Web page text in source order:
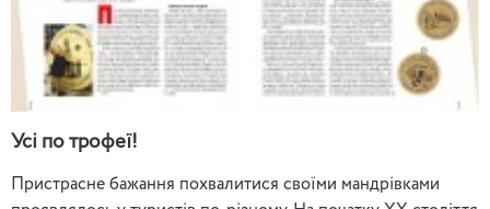
Усі по трофеї!
Пристрасне бажання похвалитися своїми мандрівками